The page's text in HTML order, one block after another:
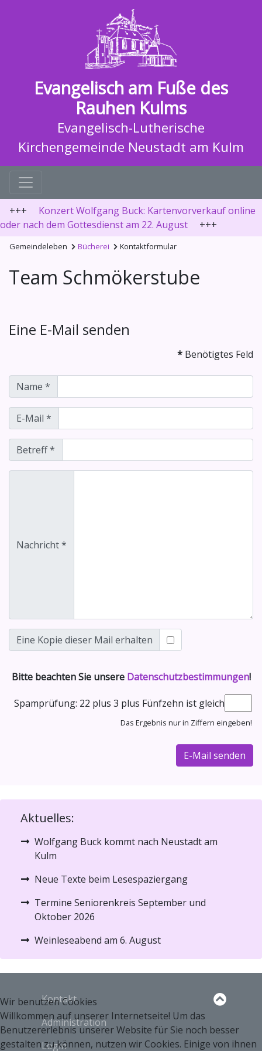
Evangelisch am Fuße des
Rauhen Kulms
Evangelisch-Lutherische
Kirchengemeinde Neustadt am Kulm
+++
Konzert Wolfgang Buck: Kartenvorverkauf online
oder nach dem Gottesdienst am 22. August
+++
Gemeindeleben Bücherei Kontaktformular
Team Schmökerstube
Eine E-Mail senden
* Benötigtes Feld
Name *
E-Mail *
Betreff*
Nachricht*
Eine Kopie dieser Mail erhalten
Bitte beachten Sie unsere Datenschutzbestimmungen!
Spamprüfung: 22 plus 3 plus Fünfzehn ist gleich
Das Ergebnis nur in Ziffern eingeben!
E-Mail senden
Aktuelles:
Wolfgang Buck kommt nach Neustadt am
Kulm
Neue Texte beim Lesespaziergang
Termine Seniorenkreis September und
Oktober 2026
Weinleseabend am 6. August
Kontakt
Administration
Login
Wir benutzen Cookies
Willkommen auf unserer Internetseite! Um das
Benutzererlebnis unserer Website für Sie noch besser
gestalten zu können, nutzen wir Cookies. Einige von ihnen